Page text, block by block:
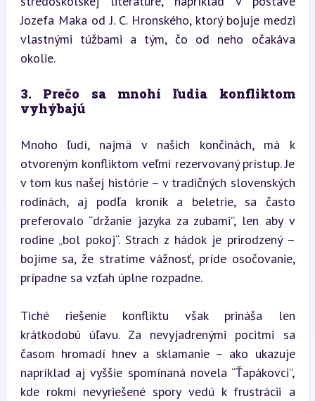
Jozefa Maka od J. C. Hronského, ktorý bojuje medzi
vlastnými túžbami a tým, čo od neho očakáva
okolie.
3. Prečo sa mnohí ľudia konfliktom
vyhýbajú
Mnoho ľudí, najmä v našich končinách, má k
otvoreným konfliktom veľmi rezervovaný prístup. Je
v tom kus našej histórie – v tradičných slovenských
rodinách, aj podľa kroník a beletrie, sa často
preferovalo “držanie jazyka za zubami”, len aby v
rodine „bol pokoj“. Strach z hádok je prirodzený –
bojíme sa, že stratíme vážnosť, príde osočovanie,
prípadne sa vzťah úplne rozpadne.
Tiché riešenie konfliktu však prináša len
krátkodobú úľavu. Za nevyjadrenými pocitmi sa
časom hromadí hnev a sklamanie – ako ukazuje
napríklad aj vyššie spomínaná novela “Ťapákovci”,
kde rokmi nevyriešené spory vedú k frustrácii a